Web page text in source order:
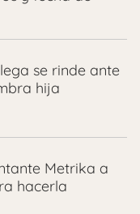
se rinde ante
hija
Metrika a
hacerla